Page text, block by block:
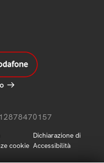
cookie
Dichiarazione di
Accessibilità